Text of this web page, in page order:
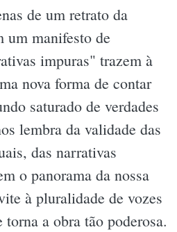
de um retrato da
um manifesto de
impuras" trazem à
nova forma de contar
saturado de verdades
lembra da validade das
das narrativas
o panorama da nossa
à pluralidade de vozes
a obra tão poderosa.